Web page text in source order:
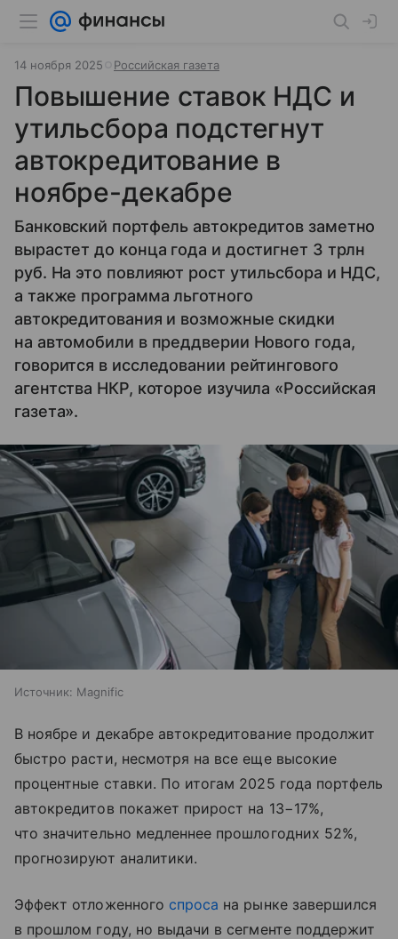
14 ноября 2025 Российская газета
Повышение ставок НДС и
утильсбора подстегнут
автокредитование в
ноябре-декабре
Банковский портфель автокредитов заметно
вырастет до конца года и достигнет 3 трлн
руб. На это повлияют рост утильсбора и НДС,
а также программа льготного
автокредитования и возможные скидки
на автомобили в преддверии Нового года,
говорится в исследовании рейтингового
агентства НКР, которое изучила «Российская
газета».
Источник: Magnific
В ноябре и декабре автокредитование продолжит
быстро расти, несмотря на все еще высокие
процентные ставки. По итогам 2025 года портфель
автокредитов покажет прирост на 13−17%,
что значительно медленнее прошлогодних 52%,
прогнозируют аналитики.
Эффект отложенного спроса на рынке завершился
в прошлом году, но выдачи в сегменте поддержит